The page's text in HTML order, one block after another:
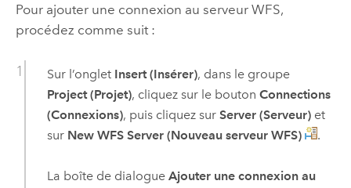
Pour ajouter une connexion au serveur WFS,
procédez comme suit :
Sur l’onglet Insert (Insérer), dans le groupe
Project (Projet), cliquez sur le bouton Connections
(Connexions), puis cliquez sur Server (Serveur)et
sur New WFS Server (Nouveau serveur WFS) .
La boîte de dialogue Ajouter une connexion au